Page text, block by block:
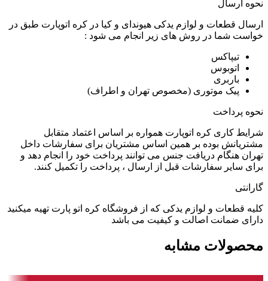
نحوه ارسال
ارسال قطعات و لوازم یدکی هیوندای و کیا در کره اتوپارت طبق در
خواست شما در روش های زیر انجام می شود :
تیپاکس
اتوبوس
باربری
پیک موتوری (مخصوص تهران و اطراف)
نحوه پرداخت
شرایط کاری کره اتوپارت همواره بر اساس اعتماد متقابل
مشتریانش بوده بر همین اساس مشتریان برای سفارشات داخل
تهران هنگام دریافت جنس می توانند پرداخت خود را انجام دهد و
برای سایر سفارشات قبل از ارسال ، پرداخت را تکمیل کنند.
گارانتی
کلیه قطعات و لوازم یدکی که از فروشگاه کره اتو پارت تهیه میکنید
دارای ضمانت اصالت و کیفیت می باشد
محصولات مشابه